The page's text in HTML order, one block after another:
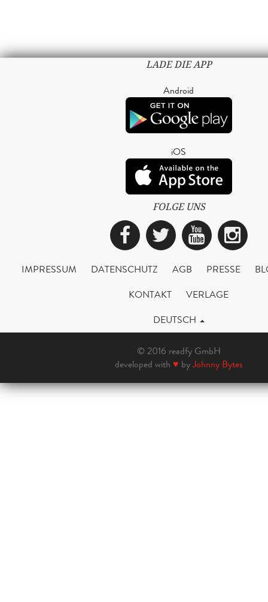
LADE DIE APP
Android
iOS
FOLGE UNS
Facebook
Twitter
IMPRESSUM DATENSCHUTZ AGB PRESSE
KONTAKT
VERLAGE
DEUTSCH
© 2016 readfy GmbH
developed with ♥ byJohnny Bytes